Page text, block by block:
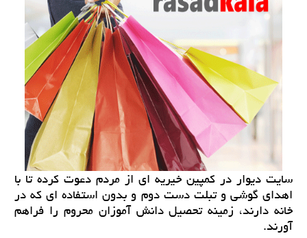
سایت دیوار در کمپین خیریه ای از مردم دعوت کرده تا با
اهدای گوشی و تبلت دست دوم و بدون استفاده ای که در
خانه دارند، زمینه تحصیل دانش آموزان محروم را فراهم
آورند.